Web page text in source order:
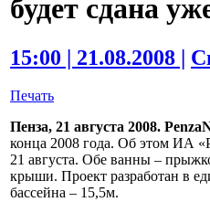
будет сдана
15:00 | 21.08.2008 |
Печать
Пенза, 21 августа 2008.
конца 2008 года. Об этом ИА
21 августа. Обе ванны –
крыши. Проект разработан в
бассейна – 15,5м.